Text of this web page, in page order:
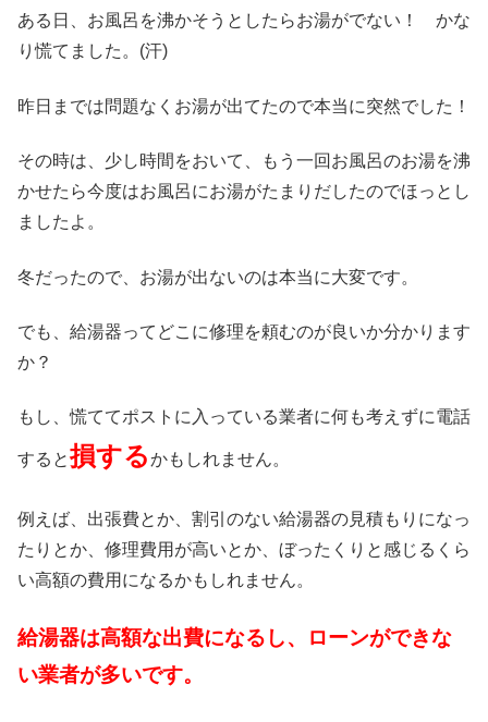
ある日、お風呂を沸かそうとしたらお湯がでない！ かな
り慌てました。(汗)
昨日までは問題なくお湯が出てたので本当に突然でした！
その時は、少し時間をおいて、もう一回お風呂のお湯を沸
かせたら今度はお風呂にお湯がたまりだしたのでほっとし
ましたよ。
冬だったので、お湯が出ないのは本当に大変です。
でも、給湯器ってどこに修理を頼むのが良いか分かります
か？
もし、慌ててポストに入っている業者に何も考えずに電話
すると損するかもしれません。
例えば、出張費とか、割引のない給湯器の見積もりになっ
たりとか、修理費用が高いとか、ぼったくりと感じるくら
い高額の費用になるかもしれません。
給湯器は高額な出費になるし、ローンができな
い業者が多いです。